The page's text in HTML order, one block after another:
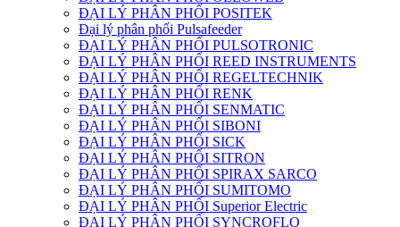
ĐẠI LÝ PHÂN PHỐI POSITEK
Đại lý phân phối Pulsafeeder
ĐẠI LÝ PHÂN PHỐI PULSOTRONIC
ĐẠI LÝ PHÂN PHỐI REED INSTRUMENTS
ĐẠI LÝ PHÂN PHỐI REGELTECHNIK
ĐẠI LÝ PHÂN PHỐI RENK
ĐẠI LÝ PHÂN PHỐI SENMATIC
ĐẠI LÝ PHÂN PHỐI SIBONI
ĐẠI LÝ PHÂN PHỐI SICK
ĐẠI LÝ PHÂN PHỐI SITRON
ĐẠI LÝ PHÂN PHỐI SPIRAX SARCO
ĐẠI LÝ PHÂN PHỐI SUMITOMO
ĐẠI LÝ PHÂN PHỐI Superior Electric
ĐẠI LÝ PHÂN PHỐI SYNCROFLO